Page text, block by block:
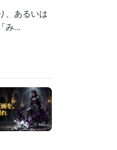
、あるいは
み...